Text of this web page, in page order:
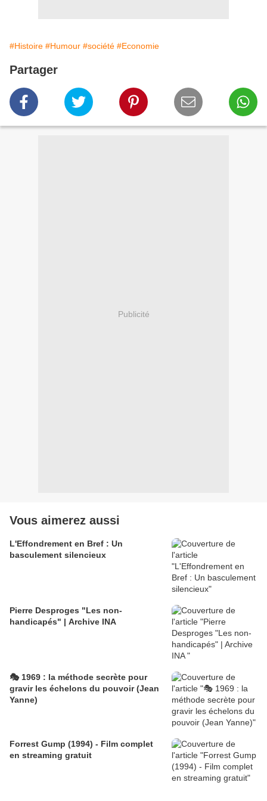
#Histoire #Humour #société #Economie
Partager
Publicité
Vous aimerez aussi
L'Effondrement en Bref : Un
basculement silencieux
Pierre Desproges "Les non-
handicapés" | Archive INA
🎭 1969 : la méthode secrète pour
gravir les échelons du pouvoir (Jean
Yanne)
Forrest Gump (1994) - Film complet
en streaming gratuit